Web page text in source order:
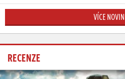
VÍCE
RECENZE